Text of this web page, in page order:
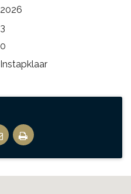
2026
3
0
Instapklaar